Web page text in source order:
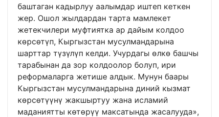
баштаган кадырлуу аалымдар иштеп кеткен
жер. Ошол жылдардан тарта мамлекет
жетекчилери муфтиятка ар дайым колдоо
көрсөтүп, Кыргызстан мусулмандарына
шарттар түзүлүп келди. Учурдагы өлкө башчы
тарабынан да зор колдоолор болуп, ири
реформаларга жетише алдык. Мунун баары
Кыргызстан мусулмандарына диний кызмат
көрсөтүүнү жакшыртуу жана исламий
маданиятты көтөрүү максатында жасалууда»,